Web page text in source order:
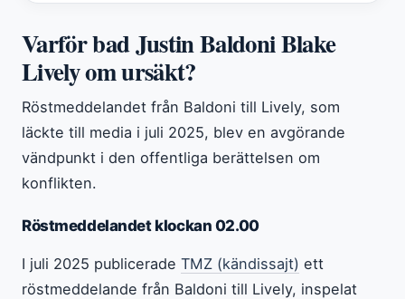
Varför bad Justin Baldoni Blake
Lively om ursäkt?
Röstmeddelandet från Baldoni till Lively, som
läckte till media i juli 2025, blev en avgörande
vändpunkt i den offentliga berättelsen om
konflikten.
Röstmeddelandet klockan 02.00
I juli 2025 publicerade TMZ (kändissajt) ett
röstmeddelande från Baldoni till Lively, inspelat